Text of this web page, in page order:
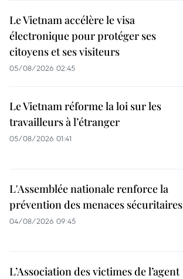
Le Vietnam accélère le visa
électronique pour protéger ses
citoyens et ses visiteurs
05/08/2026 02:45
Le Vietnam réforme la loi sur les
travailleurs à l’étranger
05/08/2026 01:41
L'Assemblée nationale renforce la
prévention des menaces sécuritaires
04/08/2026 09:45
L’Association des victimes de l’agent